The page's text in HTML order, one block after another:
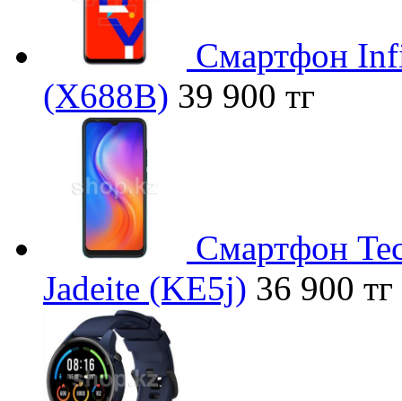
Смартфон
(X688B) 39 900 тг
Смартфон
Jadeite (KE5j) 36 900 тг